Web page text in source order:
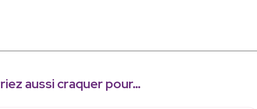
aussi craquer pour…